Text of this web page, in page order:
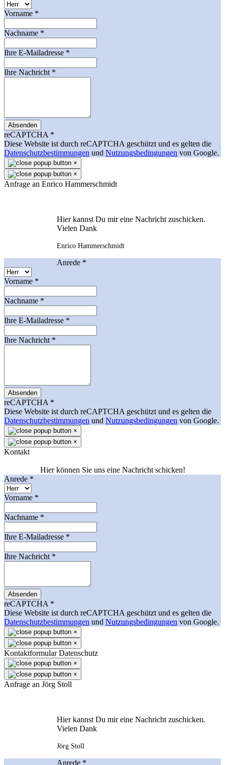
Vorname *
Nachname *
Ihre E-Mailadresse *
Ihre Nachricht *
Absenden
reCAPTCHA *
Diese Website ist durch reCAPTCHA geschützt und es gelten die
Datenschutzbestimmungen und Nutzungsbedingungen von Google.
×
×
Anfrage an Enrico Hammerschmidt
Hier kannst Du mir eine Nachricht zuschicken.
Vielen Dank
Enrico Hammerschmidt
Anrede *
Vorname *
Nachname *
Ihre E-Mailadresse *
Ihre Nachricht *
Absenden
reCAPTCHA *
Diese Website ist durch reCAPTCHA geschützt und es gelten die
Datenschutzbestimmungen und Nutzungsbedingungen von Google.
×
×
Kontakt
Hier können Sie uns eine Nachricht schicken!
Anrede *
Vorname *
Nachname *
Ihre E-Mailadresse *
Ihre Nachricht *
Absenden
reCAPTCHA *
Diese Website ist durch reCAPTCHA geschützt und es gelten die
Datenschutzbestimmungen und Nutzungsbedingungen von Google.
×
×
Kontaktformular Datenschutz
×
×
Anfrage an Jörg Stoll
Hier kannst Du mir eine Nachricht zuschicken.
Vielen Dank
Jörg Stoll
Anrede *